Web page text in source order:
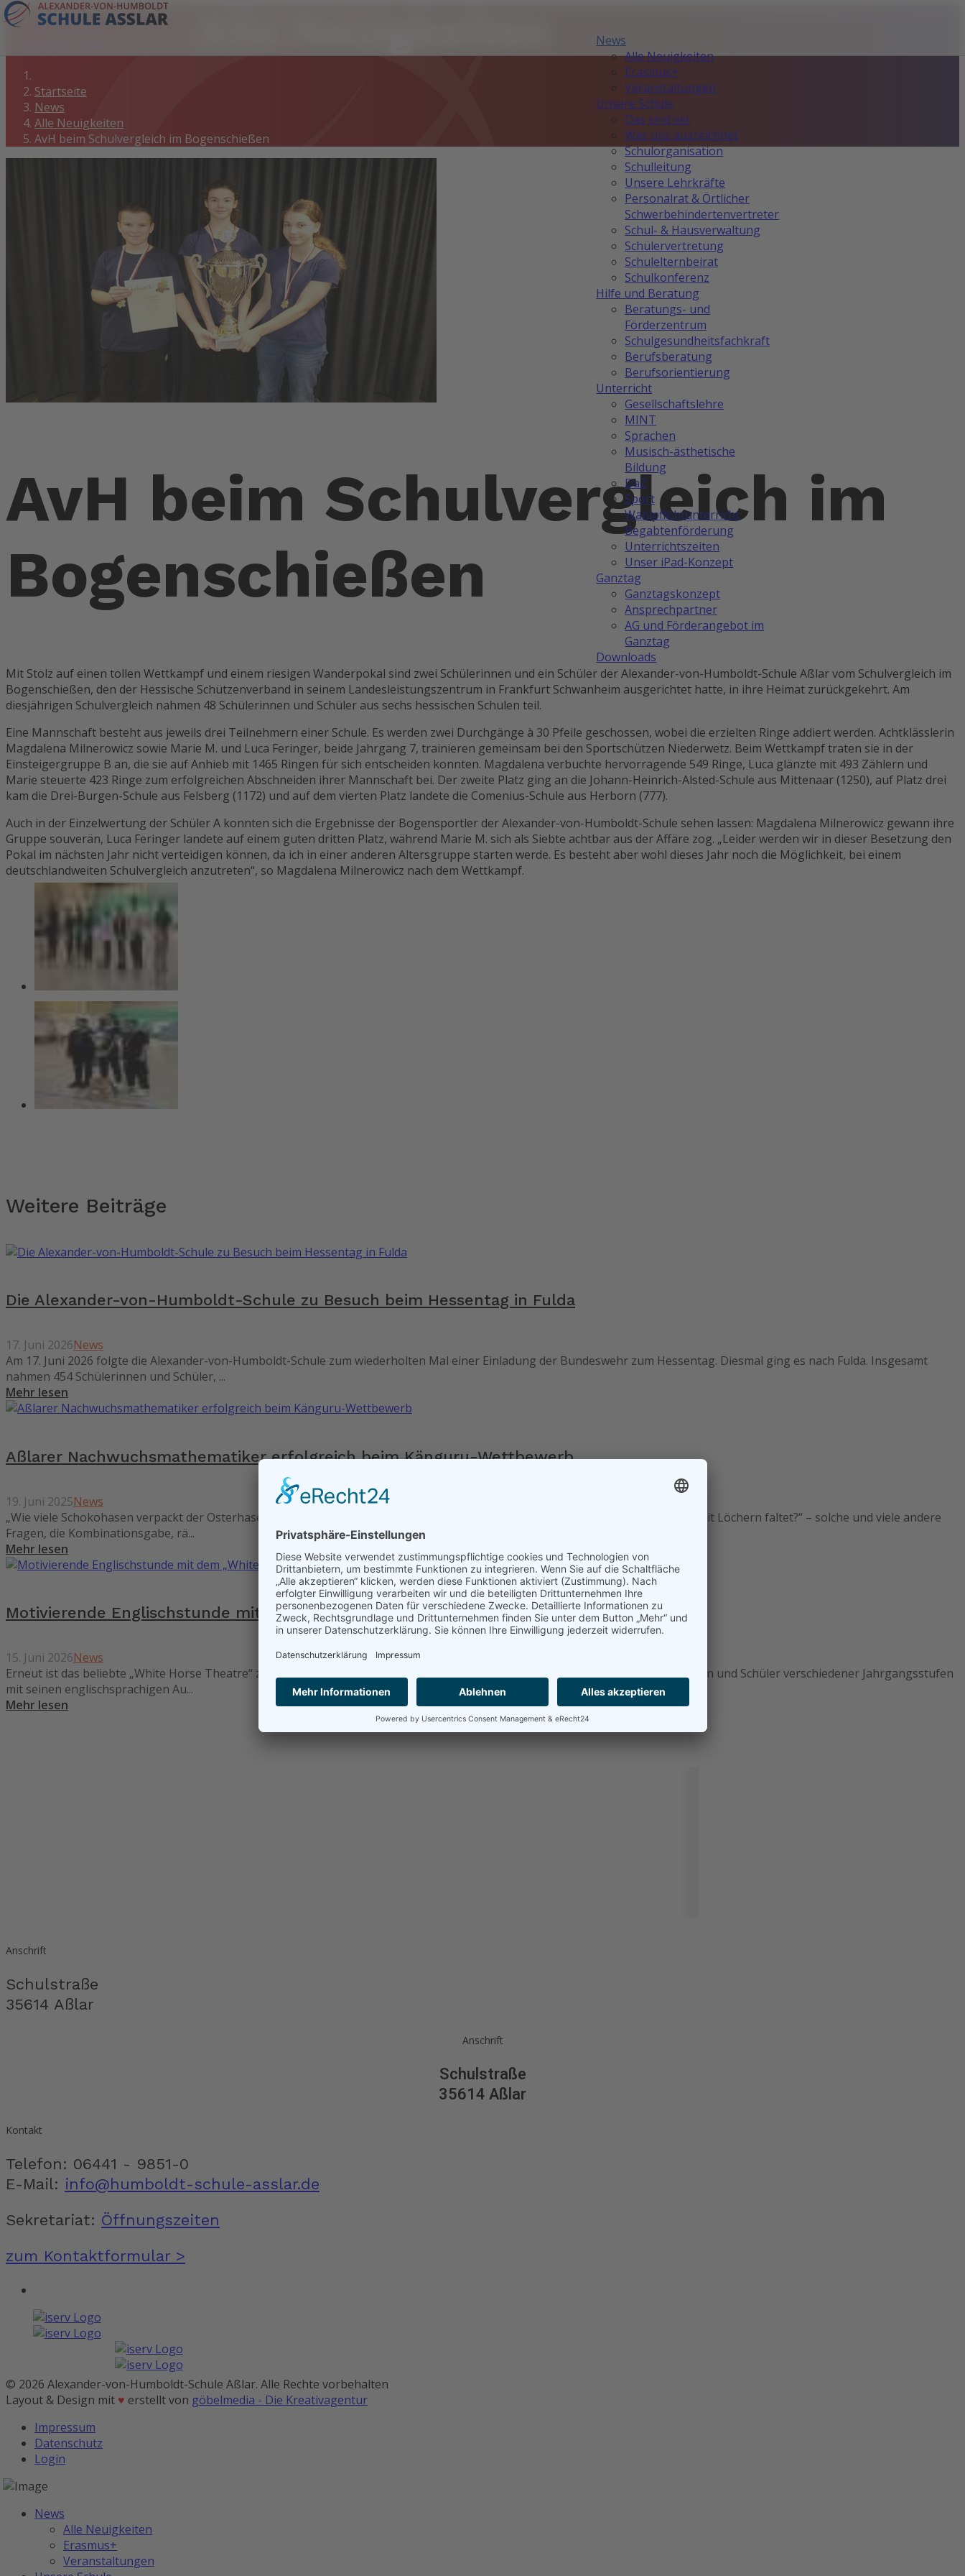
News
Alle Neuigkeiten
Erasmus+
Veranstaltungen
Unsere Schule
Das sind wir
Was uns auszeichnet
Schulorganisation
Schulleitung
Unsere Lehrkräfte
Personalrat & Örtlicher
Schwerbehindertenvertreter
Schul- & Hausverwaltung
Schülervertretung
Schulelternbeirat
Schulkonferenz
Hilfe und Beratung
Beratungs- und
Förderzentrum
Schulgesundheitsfachkraft
Berufsberatung
Berufsorientierung
Unterricht
Gesellschaftslehre
MINT
Sprachen
Musisch-ästhetische
Bildung
DaZ
Sport
Wahlpflichtunterricht
Begabtenförderung
Unterrichtszeiten
Unser iPad-Konzept
Ganztag
Ganztagskonzept
Ansprechpartner
AG und Förderangebot im
Ganztag
Downloads
Startseite
News
Alle Neuigkeiten
AvH beim Schulvergleich im Bogenschießen
AvH beim Schulvergleich im
Bogenschießen
Mit Stolz auf einen tollen Wettkampf und einem riesigen Wanderpokal sind zwei Schülerinnen und ein Schüler der Alexander-von-Humboldt-Schule Aßlar vom Schulvergleich im
Bogenschießen, den der Hessische Schützenverband in seinem Landesleistungszentrum in Frankfurt Schwanheim ausgerichtet hatte, in ihre Heimat zurückgekehrt. Am
diesjährigen Schulvergleich nahmen 48 Schülerinnen und Schüler aus sechs hessischen Schulen teil.
Eine Mannschaft besteht aus jeweils drei Teilnehmern einer Schule. Es werden zwei Durchgänge à 30 Pfeile geschossen, wobei die erzielten Ringe addiert werden. Achtklässlerin
Magdalena Milnerowicz sowie Marie M. und Luca Feringer, beide Jahrgang 7, trainieren gemeinsam bei den Sportschützen Niederwetz. Beim Wettkampf traten sie in der
Einsteigergruppe B an, die sie auf Anhieb mit 1465 Ringen für sich entscheiden konnten. Magdalena verbuchte hervorragende 549 Ringe, Luca glänzte mit 493 Zählern und
Marie steuerte 423 Ringe zum erfolgreichen Abschneiden ihrer Mannschaft bei. Der zweite Platz ging an die Johann-Heinrich-Alsted-Schule aus Mittenaar (1250), auf Platz drei
kam die Drei-Burgen-Schule aus Felsberg (1172) und auf dem vierten Platz landete die Comenius-Schule aus Herborn (777).
Auch in der Einzelwertung der Schüler A konnten sich die Ergebnisse der Bogensportler der Alexander-von-Humboldt-Schule sehen lassen: Magdalena Milnerowicz gewann ihre
Gruppe souverän, Luca Feringer landete auf einem guten dritten Platz, während Marie M. sich als Siebte achtbar aus der Affäre zog. „Leider werden wir in dieser Besetzung den
Pokal im nächsten Jahr nicht verteidigen können, da ich in einer anderen Altersgruppe starten werde. Es besteht aber wohl dieses Jahr noch die Möglichkeit, bei einem
deutschlandweiten Schulvergleich anzutreten“, so Magdalena Milnerowicz nach dem Wettkampf.
Weitere Beiträge
Die Alexander-von-Humboldt-Schule zu Besuch beim Hessentag in Fulda
17. Juni 2026News
Am 17. Juni 2026 folgte die Alexander-von-Humboldt-Schule zum wiederholten Mal einer Einladung der Bundeswehr zum Hessentag. Diesmal ging es nach Fulda. Insgesamt
nahmen 454 Schülerinnen und Schüler, ...
Mehr lesen
Aßlarer Nachwuchsmathematiker erfolgreich beim Känguru-Wettbewerb
19. Juni 2025News
„Wie viele Schokohasen verpackt der Osterhasen-Verpackungsautomat?“, „Welche Zahl ist zu sehen, wenn man eine Klappkarte mit Löchern faltet?“ – solche und viele andere
Fragen, die Kombinationsgabe, rä...
Mehr lesen
Motivierende Englischstunde mit dem „White Horse Theatre“
15. Juni 2026News
Erneut ist das beliebte „White Horse Theatre“ zu Gast an der Alexander-von-Humboldt-Schule Aßlar gewesen und hat Schülerinnen und Schüler verschiedener Jahrgangsstufen
mit seinen englischsprachigen Au...
Mehr lesen
Anschrift
Schulstraße
35614 Aßlar
Anschrift
Schulstraße
35614 Aßlar
Kontakt
Telefon: 06441 - 9851-0
E-Mail: info@humboldt-schule-asslar.de
Sekretariat: Öffnungszeiten
zum Kontaktformular >
© 2026 Alexander-von-Humboldt-Schule Aßlar. Alle Rechte vorbehalten
Layout & Design mit ♥ erstellt von göbelmedia - Die Kreativagentur
Impressum
Datenschutz
Login
News
Alle Neuigkeiten
Erasmus+
Veranstaltungen